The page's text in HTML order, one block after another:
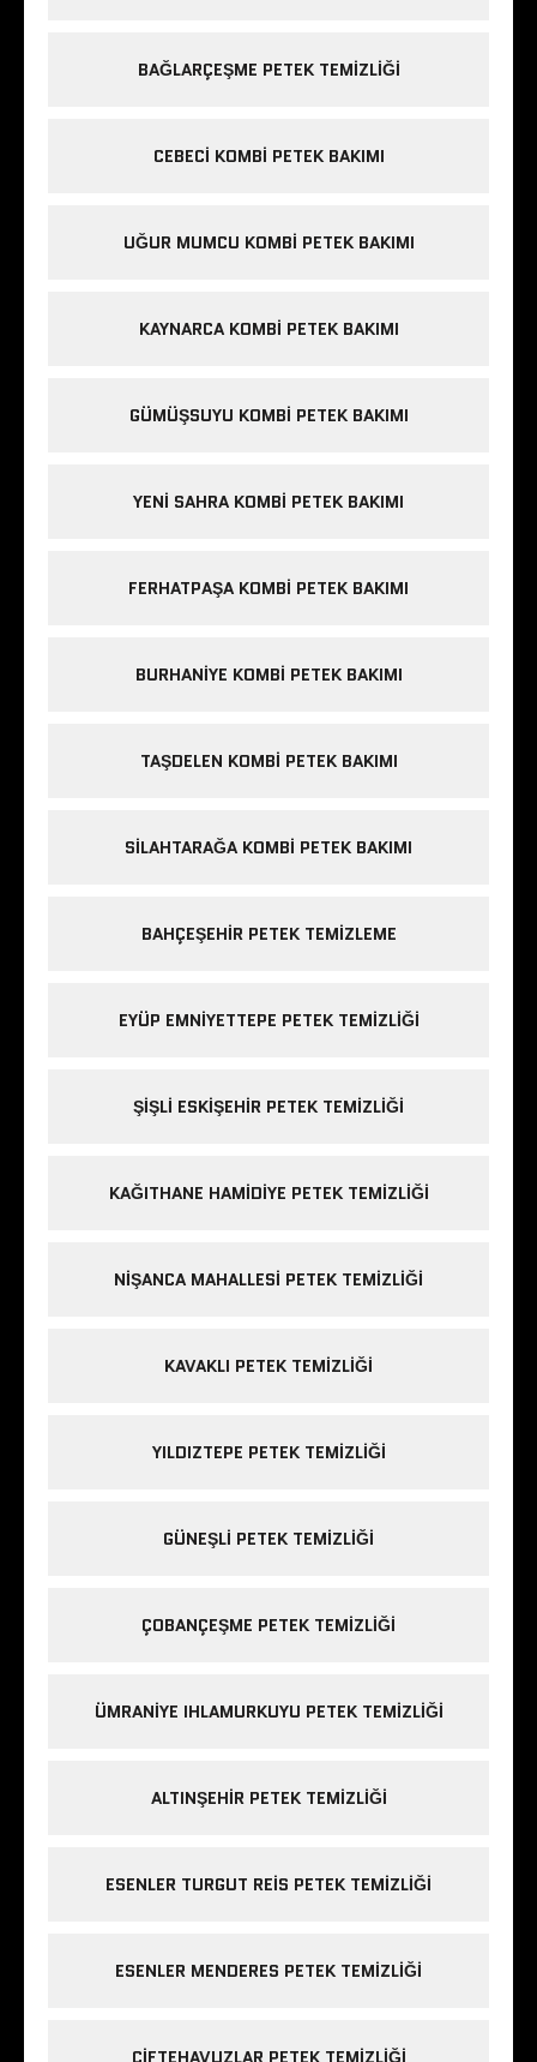
BAĞLARÇEŞME PETEK TEMIZLIĞI
CEBECI KOMBI PETEK BAKIMI
UĞUR MUMCU KOMBI PETEK BAKIMI
KAYNARCA KOMBI PETEK BAKIMI
GÜMÜŞSUYU KOMBI PETEK BAKIMI
YENI SAHRA KOMBI PETEK BAKIMI
FERHATPAŞA KOMBI PETEK BAKIMI
BURHANIYE KOMBI PETEK BAKIMI
TAŞDELEN KOMBI PETEK BAKIMI
SILAHTARAĞA KOMBI PETEK BAKIMI
BAHÇEŞEHIR PETEK TEMIZLEME
EYÜP EMNIYETTEPE PETEK TEMIZLIĞI
ŞIŞLI ESKIŞEHIR PETEK TEMIZLIĞI
KAĞITHANE HAMIDIYE PETEK TEMIZLIĞI
NIŞANCA MAHALLESI PETEK TEMIZLIĞI
KAVAKLI PETEK TEMIZLIĞI
YILDIZTEPE PETEK TEMIZLIĞI
GÜNEŞLI PETEK TEMIZLIĞI
ÇOBANÇEŞME PETEK TEMIZLIĞI
ÜMRANIYE IHLAMURKUYU PETEK TEMIZLIĞI
ALTINŞEHIR PETEK TEMIZLIĞI
ESENLER TURGUT REIS PETEK TEMIZLIĞI
ESENLER MENDERES PETEK TEMIZLIĞI
ÇIFTEHAVUZLAR PETEK TEMIZLIĞI